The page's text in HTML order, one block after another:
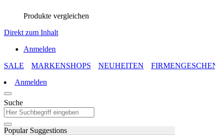
Produkte vergleichen
Direkt zum Inhalt
Anmelden
SALE
MARKENSHOPS NEUHEITEN
Anmelden
Suche
Popular Suggestions